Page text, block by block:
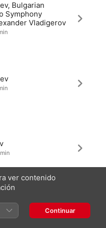
Bulgarian
Symphony
Vladigerov
ver contenido
Continuar